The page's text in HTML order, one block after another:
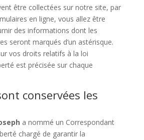
être collectées sur notre site, par
en ligne, vous allez être
des informations dont les
seront marqués d’un astérisque.
vos droits relatifs à la loi
est précisée sur chaque
conservées les
a nommé un Correspondant
chargé de garantir la